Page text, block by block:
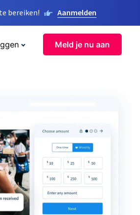
bereiken! Aanmelden
Meld je nu aan